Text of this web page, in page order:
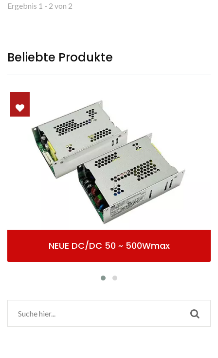
Ergebnis 1 - 2 von 2
Beliebte Produkte
DC 50 ~ 500Wmax Geschlossene